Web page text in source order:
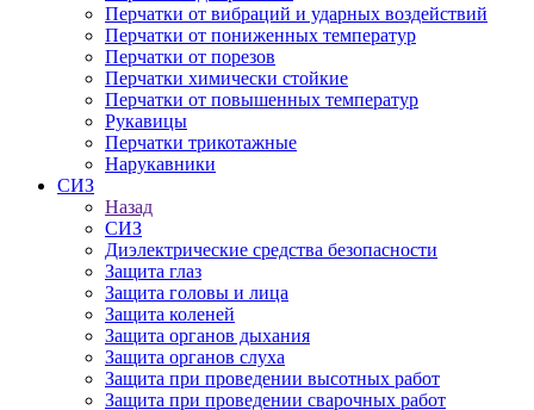
Перчатки от вибраций и ударных воздействий
Перчатки от пониженных температур
Перчатки от порезов
Перчатки химически стойкие
Перчатки от повышенных температур
Рукавицы
Перчатки трикотажные
Нарукавники
СИЗ
Назад
СИЗ
Диэлектрические средства безопасности
Защита глаз
Защита головы и лица
Защита коленей
Защита органов дыхания
Защита органов слуха
Защита при проведении высотных работ
Защита при проведении сварочных работ